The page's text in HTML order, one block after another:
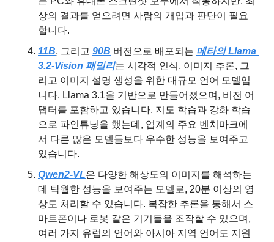
상의 결과를 얻으려면 사람의 개입과 판단이 필요
합니다.
11B, 그리고 90B 버전으로 배포되는 메타의 Llama
3.2-Vision 패밀리는 시각적 인식, 이미지 추론, 그
리고 이미지 설명 생성을 위한 대규모 언어 모델입
니다. Llama 3.1을 기반으로 만들어졌으며, 비전 어
댑터를 포함하고 있습니다. 지도 학습과 강화 학습
으로 파인튜닝을 했는데, 업계의 주요 벤치마크에
서 다른 많은 모델들보다 우수한 성능을 보여주고
있습니다.
Qwen2-VL은 다양한 해상도의 이미지를 해석하는
데 탁월한 성능을 보여주는 모델로, 20분 이상의 영
상도 처리할 수 있습니다. 복잡한 추론을 통해서 스
마트폰이나 로봇 같은 기기들을 조작할 수 있으며,
여러 가지 유럽의 언어와 아시아 지역 언어도 지원